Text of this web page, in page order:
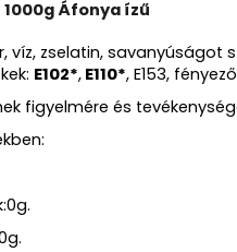
Áfonya ízű
víz, zselatin,
E102*, E110*, E153,
figyelmére és